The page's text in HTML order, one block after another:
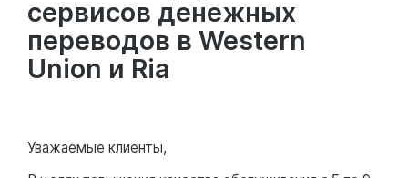
сервисов денежных
переводов в Western
Union и Ria
Уважаемые клиенты,